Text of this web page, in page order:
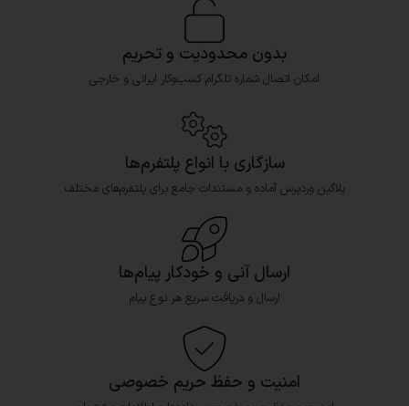
بدون محدودیت و تحریم
امکان اتصال شماره تلگرام کسب‌وکار ایرانی و خارجی
سازگاری با انواع پلتفرم‌ها
پلاگین وردپرس آماده و مستندات جامع برای پلتفرم‌های مختلف
ارسال آنی و خودکار پیام‌ها
ارسال و دریافت سریع هر نوع پیام
امنیت و حفظ حریم خصوصی